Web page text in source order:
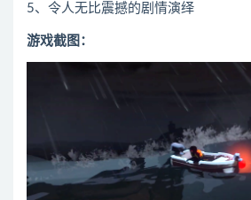
5、令人无比震撼的剧情演绎
游戏截图：